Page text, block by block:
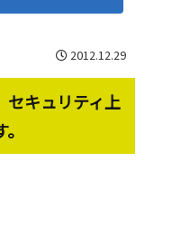
2012.12.29
セキュリティ上